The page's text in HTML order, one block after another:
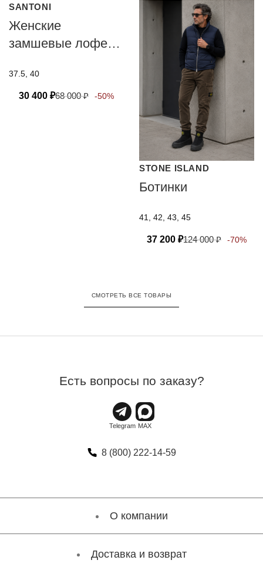
SANTONI
Женские
замшевые лоферы
37.5, 40
30 400 ₽68 000₽ -50%
STONE ISLAND
Ботинки
41, 42, 43, 45
37 200 ₽124 000₽ -70%
СМОТРЕТЬ ВСЕ ТОВАРЫ
Есть вопросы по заказу?
8 (800) 222-14-59
О компании
Доставка и возврат